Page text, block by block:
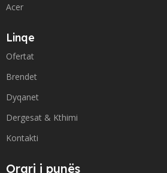
Acer
Linqe
Ofertat
Brendet
Dyqanet
Dergesat & Kthimi
Kontakti
Orari i punës